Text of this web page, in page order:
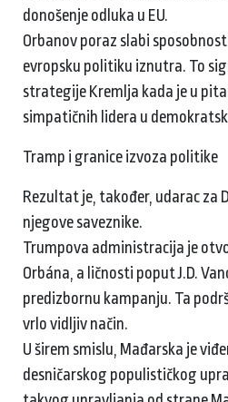
donošenje odluka u EU.
Orbanov poraz slabi
evropsku politiku iznutra. To
strategije Kremlja kada je u
simpatičnih lidera u
Tramp i granice izvoza politike
Rezultat je, također, udarac za
njegove saveznike.
Trumpova administracija je
Orbána, a ličnosti poput J.D.
predizbornu kampanju. Ta
vrlo vidljiv način.
U širem smislu, Mađarska je
desničarskog populističkog